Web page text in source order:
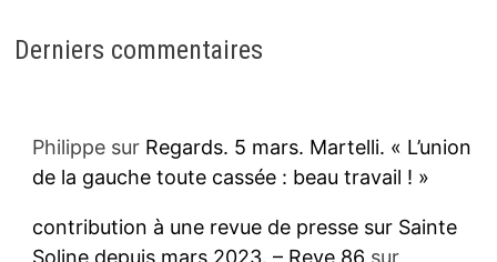
Derniers commentaires
Philippesur Regards. 5 mars. Martelli. « L’union
de la gauche toute cassée : beau travail ! »
contribution à une revue de presse sur Sainte
Soline depuis mars 2023. – Reve 86 sur